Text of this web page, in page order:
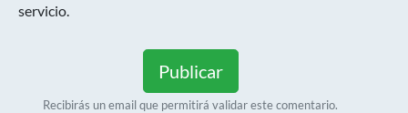
servicio.
Publicar
Recibirás un email que permitirá validar este comentario.